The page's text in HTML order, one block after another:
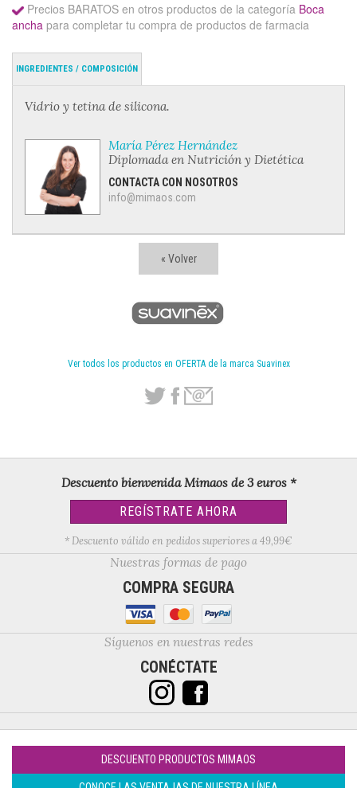
« Volver
Ver todos los productos en OFERTA de la marca Suavinex
Precios BARATOS en otros productos de la categoría Boca
ancha para completar tu compra de productos de farmacia
INGREDIENTES / COMPOSICIÓN
Vidrio y tetina de silicona.
María Pérez Hernández
Diplomada en Nutrición y Dietética
CONTACTA CON NOSOTROS
info@mimaos.com
Descuento bienvenida Mimaos de 3 euros *
REGÍSTRATE AHORA
* Descuento válido en pedidos superiores a 49,99€
Nuestras formas de pago
COMPRA SEGURA
Síguenos en nuestras redes
CONÉCTATE
DESCUENTO PRODUCTOS MIMAOS